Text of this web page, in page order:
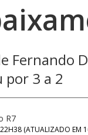
Fernando
por 3 a 2
R7
(ATUALIZADO EM